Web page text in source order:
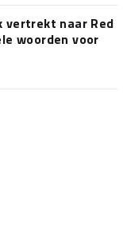
vertrekt naar Red
woorden voor